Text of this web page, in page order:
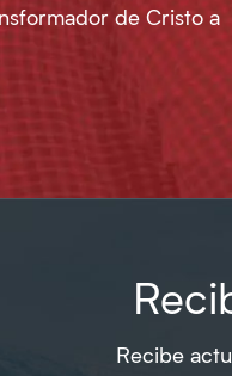
de Cristo a
Recibe